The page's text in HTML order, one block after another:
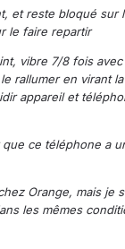
et reste bloqué sur
le faire repartir
vibre 7/8 fois
rallumer en virant
appareil et
ce téléphone a
Orange, mais je
les mêmes